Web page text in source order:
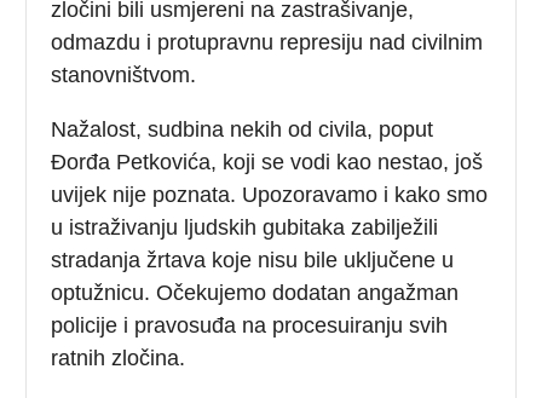
zločini bili usmjereni na zastrašivanje,
odmazdu i protupravnu represiju nad civilnim
stanovništvom.
Nažalost, sudbina nekih od civila, poput
Đorđa Petkovića, koji se vodi kao nestao, još
uvijek nije poznata. Upozoravamo i kako smo
u istraživanju ljudskih gubitaka zabilježili
stradanja žrtava koje nisu bile uključene u
optužnicu. Očekujemo dodatan angažman
policije i pravosuđa na procesuiranju svih
ratnih zločina.